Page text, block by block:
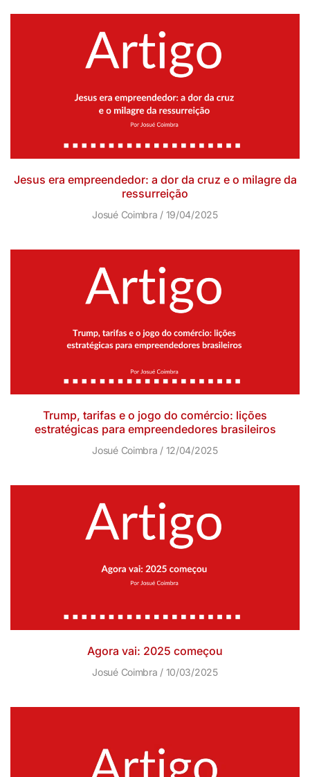
Jesus era empreendedor: a dor da cruz e o milagre da
ressurreição
Josué Coimbra 19/04/2025
Trump, tarifas e o jogo do comércio: lições
estratégicas para empreendedores brasileiros
Josué Coimbra 12/04/2025
Agora vai: 2025 começou
Josué Coimbra 10/03/2025